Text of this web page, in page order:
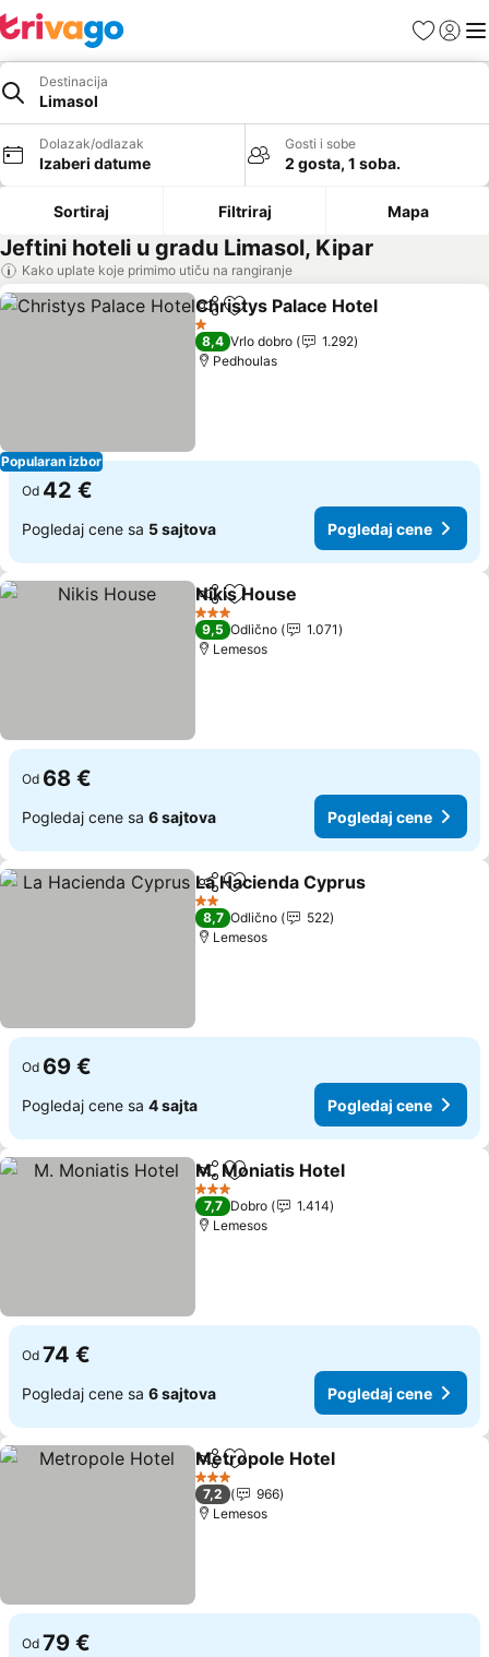
FavoritiPrijavi
Destinacija
Limasol
Dolazak/odlazak
Izaberi datume
Gosti i sobe
2 gosta, 1 soba.
Sortiraj Filtriraj Mapa
Jeftini hoteli u gradu Limasol, Kipar
Kako uplate koje primimo utiču na rangiranje
Popularan izbor
Deli Dodati u favorite
Christys Palace Hotel
1 Zvezdice
8,4 Vrlo dobro
1.292
Pedhoulas
Od 42 €
Pogledaj cene sa 5 sajtova Pogledaj cene
Deli Dodati u favorite
Nikis House
3 Zvezdice
9,5 Odlično
1.071
Lemesos
Od 68 €
Pogledaj cene sa 6 sajtova Pogledaj cene
Deli Dodati u favorite
La Hacienda Cyprus
2 Zvezdice
8,7 Odlično
522
Lemesos
Od 69 €
Pogledaj cene sa 4 sajta Pogledaj cene
Deli Dodati u favorite
M. Moniatis Hotel
3 Zvezdice
7,7 Dobro
1.414
Lemesos
Od 74 €
Pogledaj cene sa 6 sajtova Pogledaj cene
Deli Dodati u favorite
Metropole Hotel
3 Zvezdice
7,2
966
Lemesos
Od 79 €